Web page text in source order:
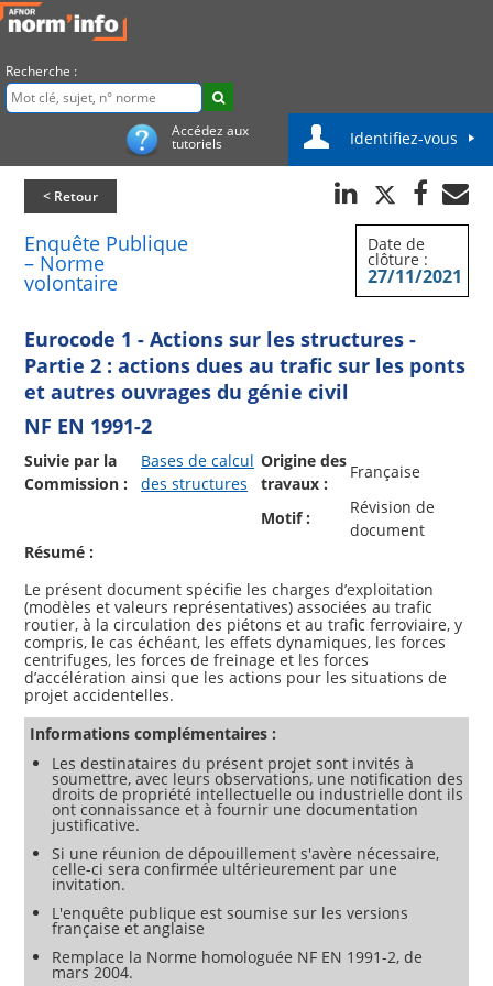
Recherche :
Accédez aux
tutoriels Identifiez-vous
< Retour
Enquête Publique
– Norme
volontaire
Date de
clôture :
27/11/2021
Eurocode 1 - Actions sur les structures -
Partie 2 : actions dues au trafic sur les ponts
et autres ouvrages du génie civil
NF EN 1991-2
Suivie par la
Commission :
Bases de calcul
des structures
Origine des
travaux :
Française
Motif :
Révision de
document
Résumé :
Le présent document spécifie les charges d’exploitation
(modèles et valeurs représentatives) associées au trafic
routier, à la circulation des piétons et au trafic ferroviaire, y
compris, le cas échéant, les effets dynamiques, les forces
centrifuges, les forces de freinage et les forces
d’accélération ainsi que les actions pour les situations de
Informations complémentaires :
Les destinataires du présent projet sont invités à
soumettre, avec leurs observations, une notification des
droits de propriété intellectuelle ou industrielle dont ils
ont connaissance et à fournir une documentation
justificative.
Si une réunion de dépouillement s'avère nécessaire,
celle-ci sera confirmée ultérieurement par une
invitation.
L'enquête publique est soumise sur les versions
française et anglaise
Remplace la Norme homologuée NF EN 1991-2, de
mars 2004.